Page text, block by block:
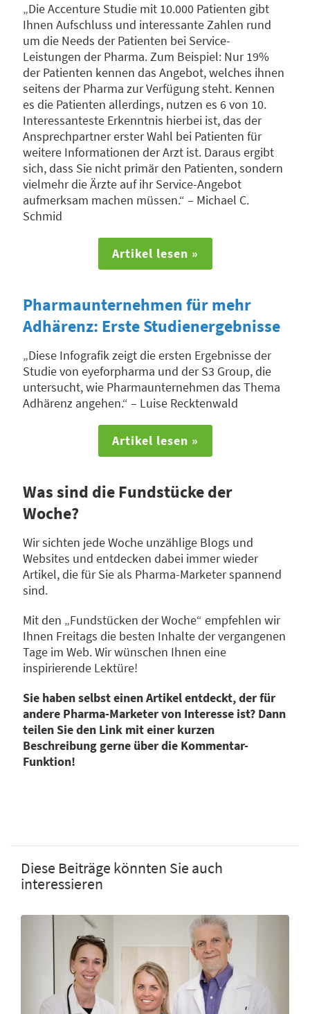
„Die Accenture Studie mit 10.000 Patienten gibt
Ihnen Aufschluss und interessante Zahlen rund
um die Needs der Patienten bei Service-
Leistungen der Pharma. Zum Beispiel: Nur 19%
der Patienten kennen das Angebot, welches ihnen
seitens der Pharma zur Verfügung steht. Kennen
es die Patienten allerdings, nutzen es 6 von 10.
Interessanteste Erkenntnis hierbei ist, das der
Ansprechpartner erster Wahl bei Patienten für
weitere Informationen der Arzt ist. Daraus ergibt
sich, dass Sie nicht primär den Patienten, sondern
vielmehr die Ärzte auf ihr Service-Angebot
aufmerksam machen müssen.“ – Michael C.
Schmid
Artikel lesen »
Pharmaunternehmen für mehr
Adhärenz: Erste Studienergebnisse
„Diese Infografik zeigt die ersten Ergebnisse der
Studie von eyeforpharma und der S3 Group, die
untersucht, wie Pharmaunternehmen das Thema
Adhärenz angehen.“ – Luise Recktenwald
Artikel lesen »
Was sind die Fundstücke der
Woche?
Wir sichten jede Woche unzählige Blogs und
Websites und entdecken dabei immer wieder
Artikel, die für Sie als Pharma-Marketer spannend
sind.
Mit den „Fundstücken der Woche“ empfehlen wir
Ihnen Freitags die besten Inhalte der vergangenen
Tage im Web. Wir wünschen Ihnen eine
inspirierende Lektüre!
Sie haben selbst einen Artikel entdeckt, der für
andere Pharma-Marketer von Interesse ist? Dann
teilen Sie den Link mit einer kurzen
Beschreibung gerne über die Kommentar-
Funktion!
Diese Beiträge könnten Sie auch
interessieren